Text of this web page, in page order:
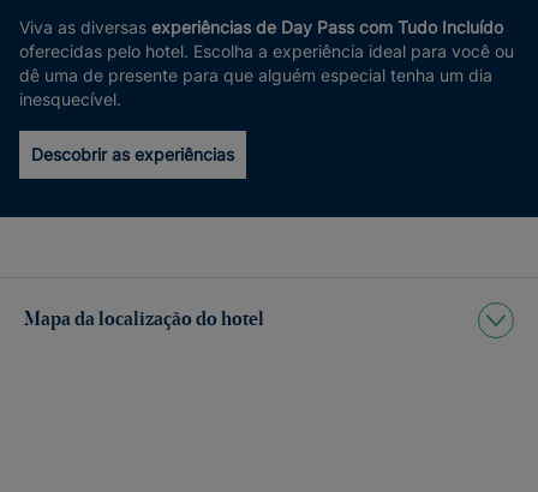
Viva as diversas experiências de Day Pass com Tudo Incluído
oferecidas pelo hotel. Escolha a experiência ideal para você ou
dê uma de presente para que alguém especial tenha um dia
inesquecível.
Descobrir as experiências
Mapa da localização do hotel